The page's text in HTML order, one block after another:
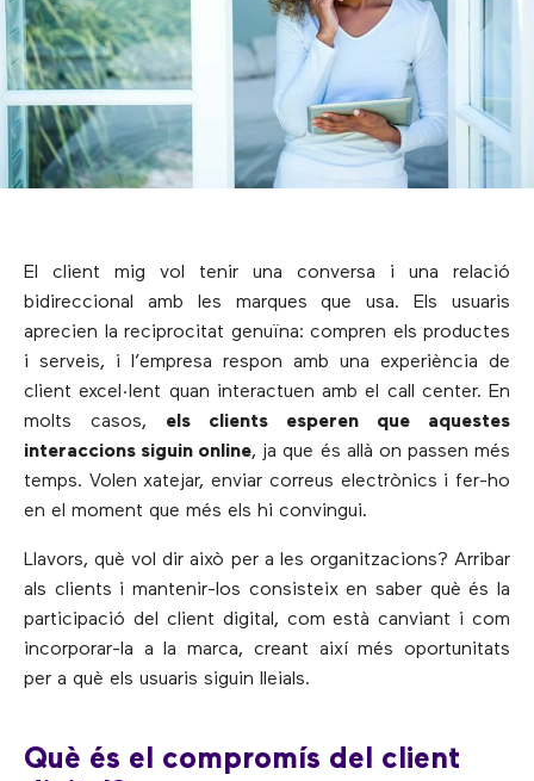
El client mig vol tenir una conversa i una relació
bidireccional amb les marques que usa. Els usuaris
aprecien la reciprocitat genuïna: compren els productes
i serveis, i l’empresa respon amb una experiència de
client excel·lent quan interactuen amb el call center. En
molts casos, els clients esperen que aquestes
interaccions siguin online, ja que és allà on passen més
temps. Volen xatejar, enviar correus electrònics i fer-ho
en el moment que més els hi convingui.
Llavors, què vol dir això per a les organitzacions? Arribar
als clients i mantenir-los consisteix en saber què és la
participació del client digital, com està canviant i com
incorporar-la a la marca, creant així més oportunitats
per a què els usuaris siguin lleials.
Què és el compromís del client